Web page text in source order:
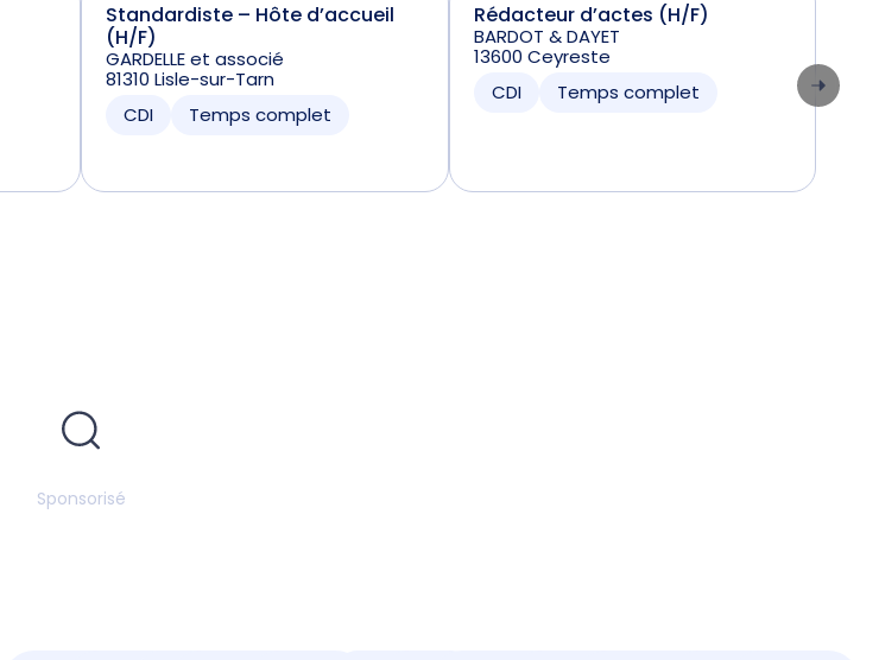
Standardiste – Hôte d’accueil
(H/F)
GARDELLE et associé
81310 Lisle-sur-Tarn
CDI
Temps complet
Rédacteur d’actes (H/F)
BARDOT & DAYET
13600 Ceyreste
CDI
Temps complet
Sponsorisé